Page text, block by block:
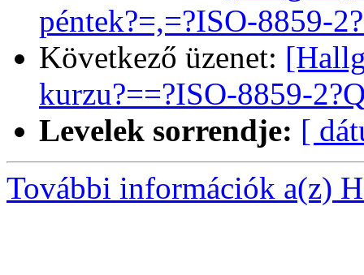
péntek?=,=?ISO-8859-
Következő üzenet:
kurzu?==?ISO-8859-
Levelek sorrendje: [
További információk a(z)